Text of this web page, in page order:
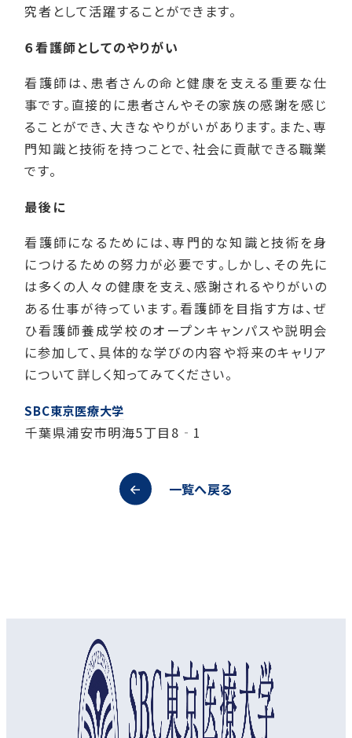
究者として活躍することができます。
６看護師としてのやりがい
看護師は、患者さんの命と健康を支える重要な仕
事です。直接的に患者さんやその家族の感謝を感じ
ることができ、大きなやりがいがあります。また、専
門知識と技術を持つことで、社会に貢献できる職業
です。
最後に
看護師になるためには、専門的な知識と技術を身
につけるための努力が必要です。しかし、その先に
は多くの人々の健康を支え、感謝されるやりがいの
ある仕事が待っています。看護師を目指す方は、ぜ
ひ看護師養成学校のオープンキャンパスや説明会
に参加して、具体的な学びの内容や将来のキャリア
について詳しく知ってみてください。
SBC東京医療大学
千葉県浦安市明海5丁目8‐1
一覧へ戻る